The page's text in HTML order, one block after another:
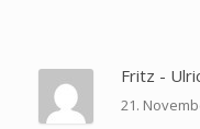
Fritz -
21.